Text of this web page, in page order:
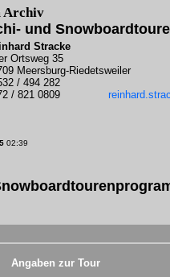
Archiv
und
Ortsweg 35
Meersburg-Riedetsweiler
/ 494 282
/ 821 0809
02:39
Angaben zur Tour